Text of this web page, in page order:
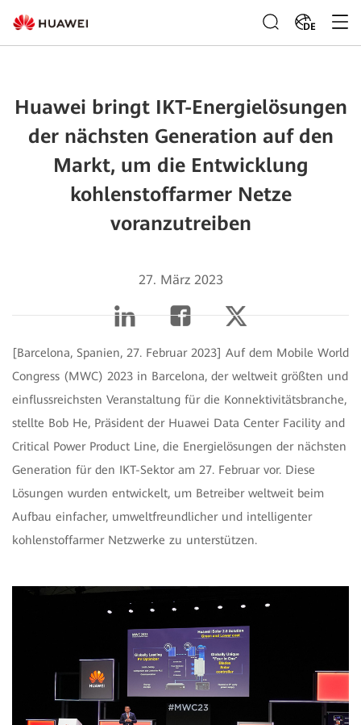
DE
Huawei bringt IKT-Energielösungen
der nächsten Generation auf den
Markt, um die Entwicklung
kohlenstoffarmer Netze
voranzutreiben
27. März 2023
[Barcelona, Spanien, 27. Februar 2023] Auf dem Mobile World
Congress (MWC) 2023 in Barcelona, ​​der weltweit größten und
einflussreichsten Veranstaltung für die Konnektivitätsbranche,
stellte Bob He, Präsident der Huawei Data Center Facility and
Critical Power Product Line, die Energielösungen der nächsten
Generation für den IKT-Sektor am 27. Februar vor. Diese
Lösungen wurden entwickelt, um Betreiber weltweit beim
Aufbau einfacher, umweltfreundlicher und intelligenter
kohlenstoffarmer Netzwerke zu unterstützen.